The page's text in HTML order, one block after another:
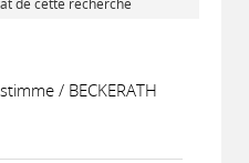
de cette recherche
/ BECKERATH